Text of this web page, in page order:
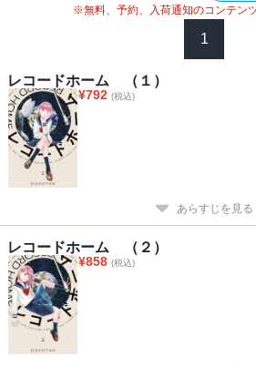
※無料、予約、入荷通知のコンテン
1
レコードホーム （１）
¥792 (税込)
あらすじを見る
レコードホーム （２）
¥858 (税込)